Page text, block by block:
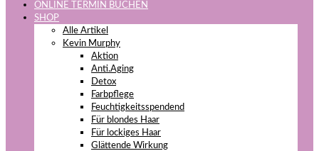
ONLINE TERMIN BUCHEN
SHOP
Alle Artikel
Kevin Murphy
Aktion
Anti.Aging
Detox
Farbpflege
Feuchtigkeitsspendend
Für blondes Haar
Für lockiges Haar
Glättende Wirkung